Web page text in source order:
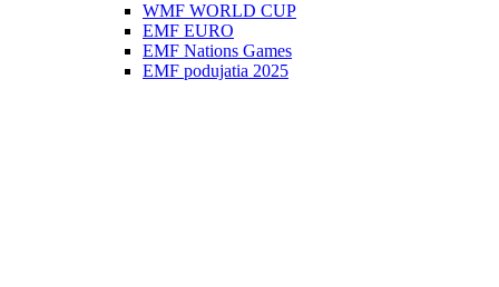
WMF WORLD CUP
EMF EURO
EMF Nations Games
EMF podujatia 2025